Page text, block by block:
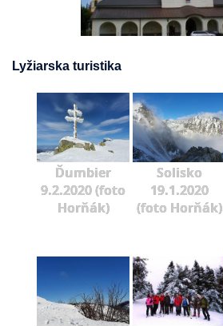
Lyžiarska turistika
Ďumbier
9.2.2020 (foto
Horňák)
Solisko
19.1.2020
(foto Horňák)